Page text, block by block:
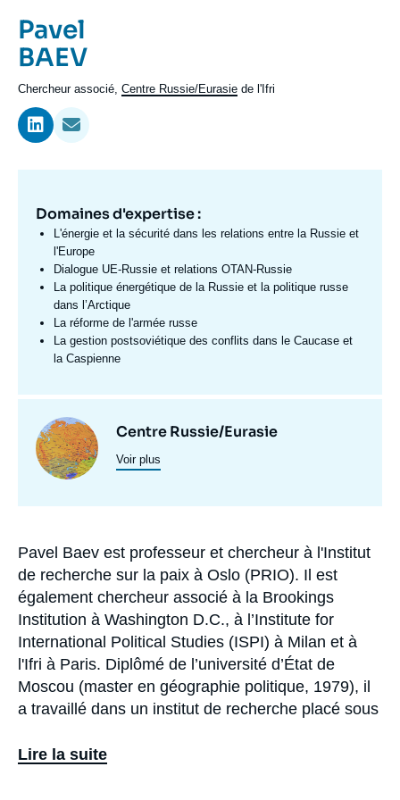
Prénom
de
l'expert
Pavel
Nom
de
l'expert
BAEV
Intitulé
du
poste
Chercheur associé, Centre Russie/Eurasie de l'Ifri
Domaine
d'expertises
Domaines d'expertise :
L'énergie et la sécurité dans les relations entre la Russie et
l'Europe
Dialogue UE-Russie et relations OTAN-Russie
La politique énergétique de la Russie et la politique russe
dans l’Arctique
La réforme de l'armée russe
La gestion postsoviétique des conflits dans le Caucase et
la Caspienne
Centres
programmes
de
Image
principale
Centre Russie/Eurasie
Voir plus
Biographie
Pavel Baev est professeur et chercheur à l'Institut
de recherche sur la paix à Oslo (PRIO). Il est
également chercheur associé à la Brookings
Institution à Washington D.C., à l’Institute for
International Political Studies (ISPI) à Milan et à
l'Ifri à Paris. Diplômé de l’université d’État de
Moscou (master en géographie politique, 1979), il
a travaillé dans un institut de recherche placé sous
obtenu une thèse en relations internationales à
Lire la suite